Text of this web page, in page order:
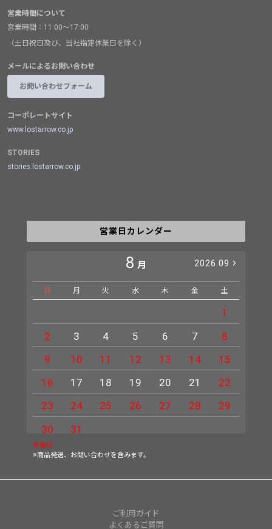
営業時間について
営業時間：11:00～17:00
（土日祝日及び、当社指定休業日を除く）
メールによるお問い合わせ
お問い合わせフォーム
コーポレートサイト
www.lostarrow.co.jp
STORIES
stories.lostarrow.co.jp
営業日カレンダー
8 月 2026.09
日 月 火 水 木 金 土
1
2
3 4 5 6 7
8
9
10 11 12 13 14
15
16
17 18 19 20 21
22
23
24 25 26 27 28
29
30
31
休業日
※商品発送、お問い合わせを含みます。
ご利用ガイド
よくあるご質問